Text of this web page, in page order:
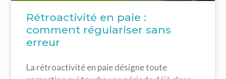
Rétroactivité en paie :
comment régulariser sans
erreur
La rétroactivité en paie désigne toute